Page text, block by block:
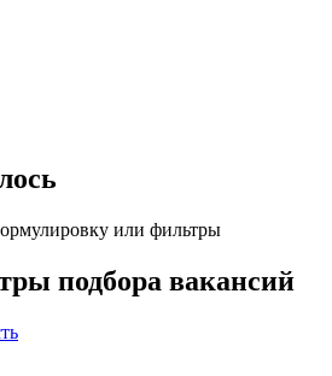
или фильтры
подбора вакансий